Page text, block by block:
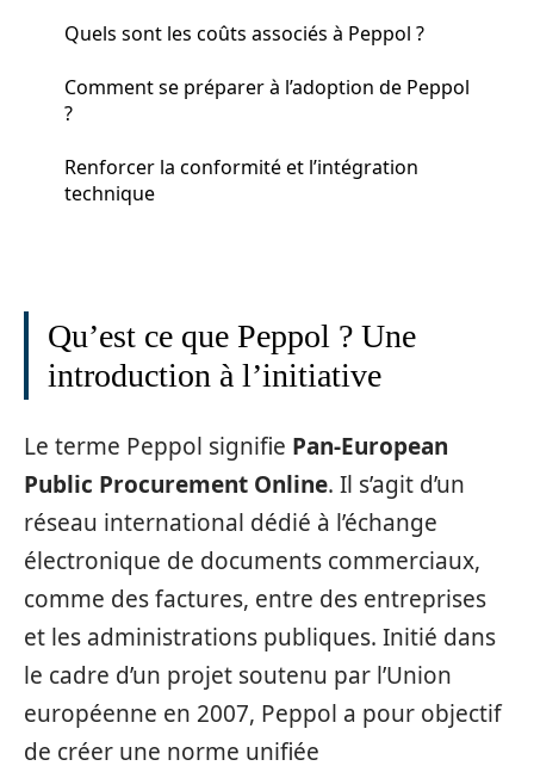
Quels sont les coûts associés à Peppol ?
Comment se préparer à l’adoption de Peppol
?
Renforcer la conformité et l’intégration
technique
Qu’est ce que Peppol ? Une
introduction à l’initiative
Le terme Peppol signifie Pan-European
Public Procurement Online. Il s’agit d’un
réseau international dédié à l’échange
électronique de documents commerciaux,
comme des factures, entre des entreprises
et les administrations publiques. Initié dans
le cadre d’un projet soutenu par l’Union
européenne en 2007, Peppol a pour objectif
de créer une norme unifiée